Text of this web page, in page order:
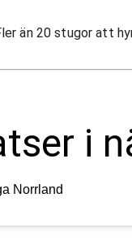
än 20 stugor att
i
Norrland